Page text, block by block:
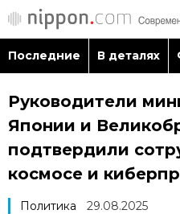
Последние
В деталях
Последние В деталях
Руководители
Японии и
подтвердили
космосе и
Политика 29.08.2025